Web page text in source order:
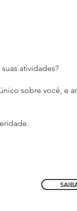
atividades?
sobre você, e